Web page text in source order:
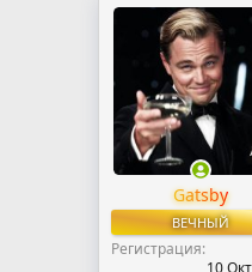
т
м
ы
т
а
н
а
ч
а
л
а
Gatsby
ВЕЧНЫЙ
Регистрация
10